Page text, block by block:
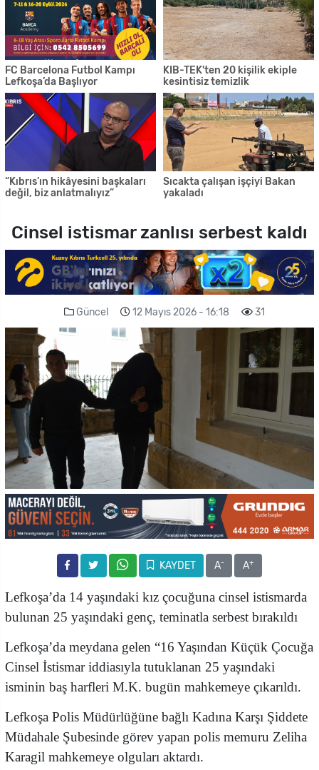
FC Barcelona Futbol Kampı
Lefkoşa’da Başlıyor
KIB-TEK'ten 20 kişilik ekiple
kesintisiz temizlik
“Kıbrıs’ın hikâyesini başkaları
değil, biz anlatmalıyız”
Sıcakta çalışan işçiyi Bakan
yakaladı
Cinsel istismar zanlısı serbest kaldı
Güncel 12 Mayıs 2026 - 16:18 31
KAYDET A- A+
Lefkoşa’da 14 yaşındaki kız çocuğuna cinsel istismarda
bulunan 25 yaşındaki genç, teminatla serbest bırakıldı
Lefkoşa’da meydana gelen “16 Yaşından Küçük Çocuğa
Cinsel İstismar iddiasıyla tutuklanan 25 yaşındaki
isminin baş harfleri M.K. bugün mahkemeye çıkarıldı.
Lefkoşa Polis Müdürlüğüne bağlı Kadına Karşı Şiddete
Müdahale Şubesinde görev yapan polis memuru Zeliha
Karagil mahkemeye olguları aktardı.